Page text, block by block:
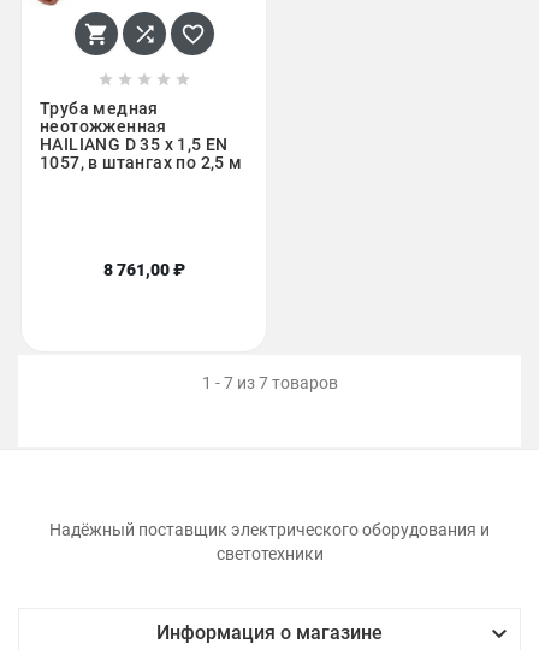
  
    
Труба медная
неотожженная
HAILIANG D 35 х 1,5 EN
1057, в штангах по 2,5 м
8 761,00 ₽
1 - 7 из 7 товаров
Надёжный поставщик электрического оборудования и
светотехники
Информация о магазине 